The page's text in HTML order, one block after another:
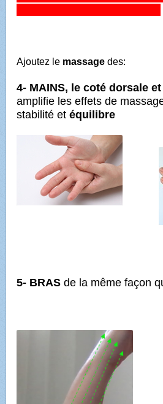
Ajoutez le massage des:
4- MAINS, le coté dorsale
amplifie les effets de
stabilité etéquilibre
5- BRASde la même façon